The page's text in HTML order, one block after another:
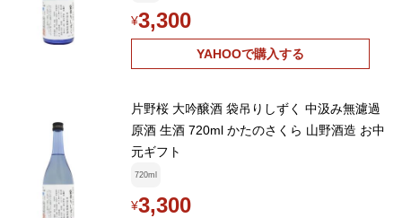
¥3,300
YAHOOで購入する
片野桜 大吟醸酒 袋吊りしずく 中汲み無濾過
原酒 生酒 720ml かたのさくら 山野酒造 お中
元ギフト
720ml
¥3,300